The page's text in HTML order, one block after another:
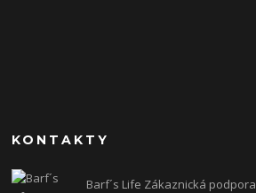
KONTAKTY
Barf´s Life Zákaznická podpora